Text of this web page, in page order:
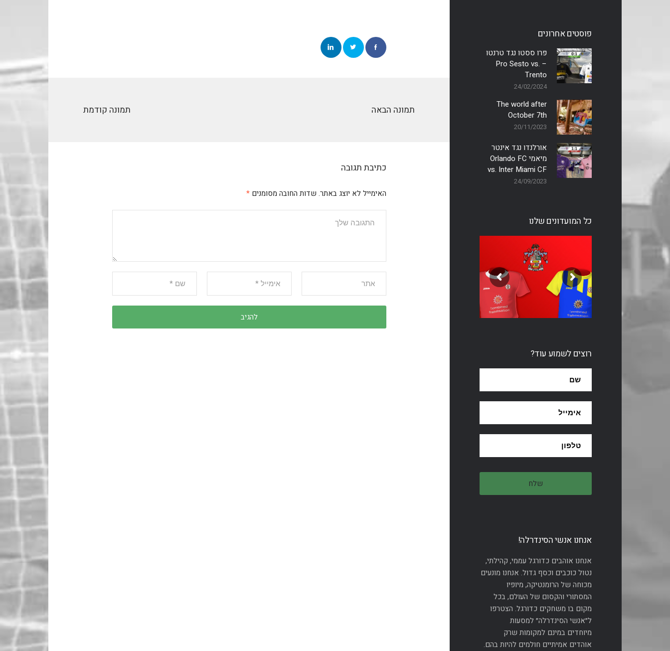
פוסטים אחרונים
פרו ססטו נגד טרנטו
– Pro Sesto vs.
Trento
24/02/2024
The world after
October 7th
20/11/2023
אורלנדו נגד אינטר
מיאמי Orlando FC
vs. Inter Miami CF
24/09/2023
כל המועדונים שלנו
רוצים לשמוע עוד?
אנחנו אנשי הסינדרלה!
אנחנו אוהבים כדורגל עממי, קהילתי,
נטול כוכבים וכסף גדול. אנחנו מונעים
מכוחה של הרומנטיקה, מיופיו
המסתורי והקסום של העולם, בכל
מקום בו משחקים כדורגל. הצטרפו
ל״אנשי הסינדרלה״ למסעות
מיוחדים במינם למקומות שרק
אוהדים אמיתיים חולמים להיות בהם.
תמונה קודמת תמונה הבאה
כתיבת תגובה
האימייל לא יוצג באתר. שדות החובה מסומנים*